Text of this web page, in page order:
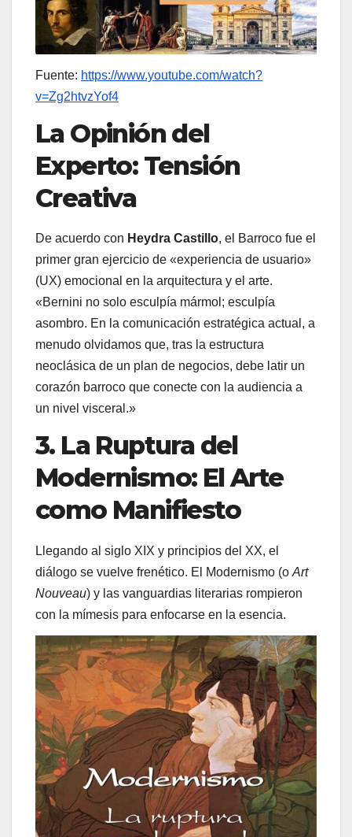
Fuente: https://www.youtube.com/watch?
v=Zg2htvzYof4
La Opinión del
Experto: Tensión
Creativa
De acuerdo con Heydra Castillo, el Barroco fue el
primer gran ejercicio de «experiencia de usuario»
(UX) emocional en la arquitectura y el arte.
«Bernini no solo esculpía mármol; esculpía
asombro. En la comunicación estratégica actual, a
menudo olvidamos que, tras la estructura
neoclásica de un plan de negocios, debe latir un
corazón barroco que conecte con la audiencia a
un nivel visceral.»
3. La Ruptura del
Modernismo: El Arte
como Manifiesto
Llegando al siglo XIX y principios del XX, el
diálogo se vuelve frenético. El Modernismo (o Art
Nouveau) y las vanguardias literarias rompieron
con la mímesis para enfocarse en la esencia.